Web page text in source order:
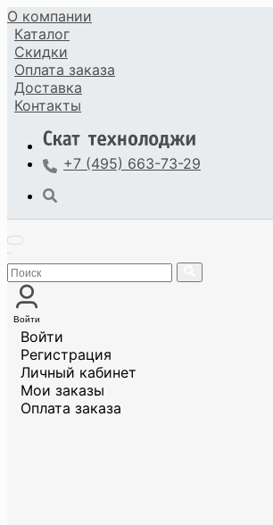
О компании
Каталог
Скидки
Оплата заказа
Доставка
Контакты
+7 (495) 663-73-29
Войти
Войти
Регистрация
Личный кабинет
Мои заказы
Оплата заказа